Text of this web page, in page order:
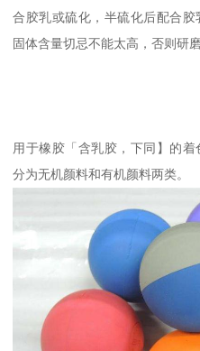
合胶乳或硫化，半硫化后配合
固体含量切忌不能太高，否则研
用于橡胶「含乳胶，下同】的
分为无机颜料和有机颜料两类。